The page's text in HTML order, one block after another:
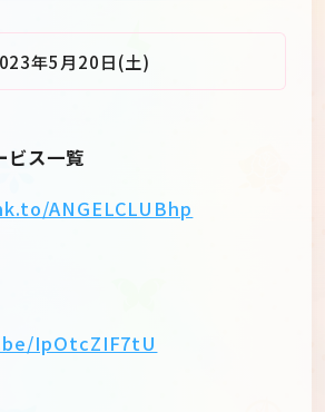
年5月20日(土)
ビス一覧
ANGELCLUBhp
IpOtcZIF7tU